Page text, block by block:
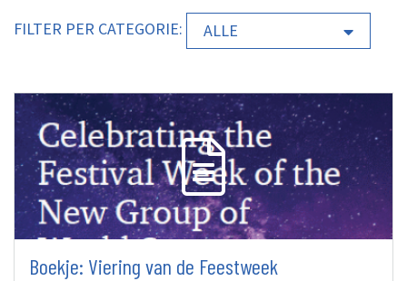
FILTER PER CATEGORIE: ALLE
Boekje: Viering van de Feestweek